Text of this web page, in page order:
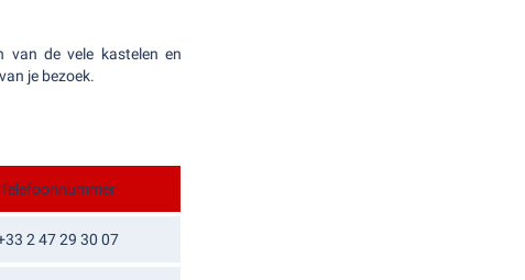
van de vele kastelen en
je bezoek.
Telefoonnummer
2 47 29 30 07